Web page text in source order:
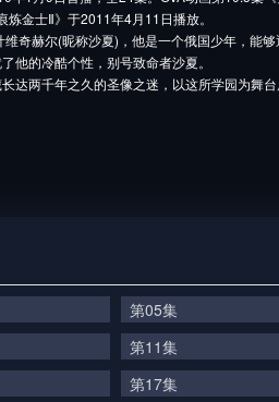
金士Ⅱ》于2011年4月11日播放。
奇赫尔(昵称沙夏)，他是一个俄国少年，能
他的冷酷个性，别号致命者沙夏。
长达两千年之久的圣像之迷，以这所学园为
第05集
第11集
第17集